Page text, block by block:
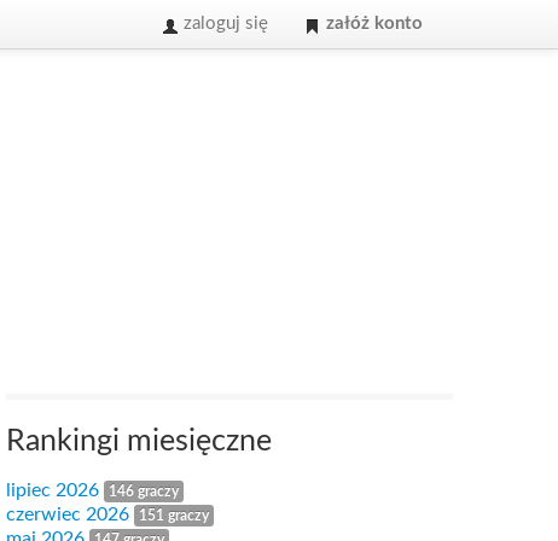
zaloguj się załóż konto
Rankingi miesięczne
lipiec 2026 146 graczy
czerwiec 2026 151 graczy